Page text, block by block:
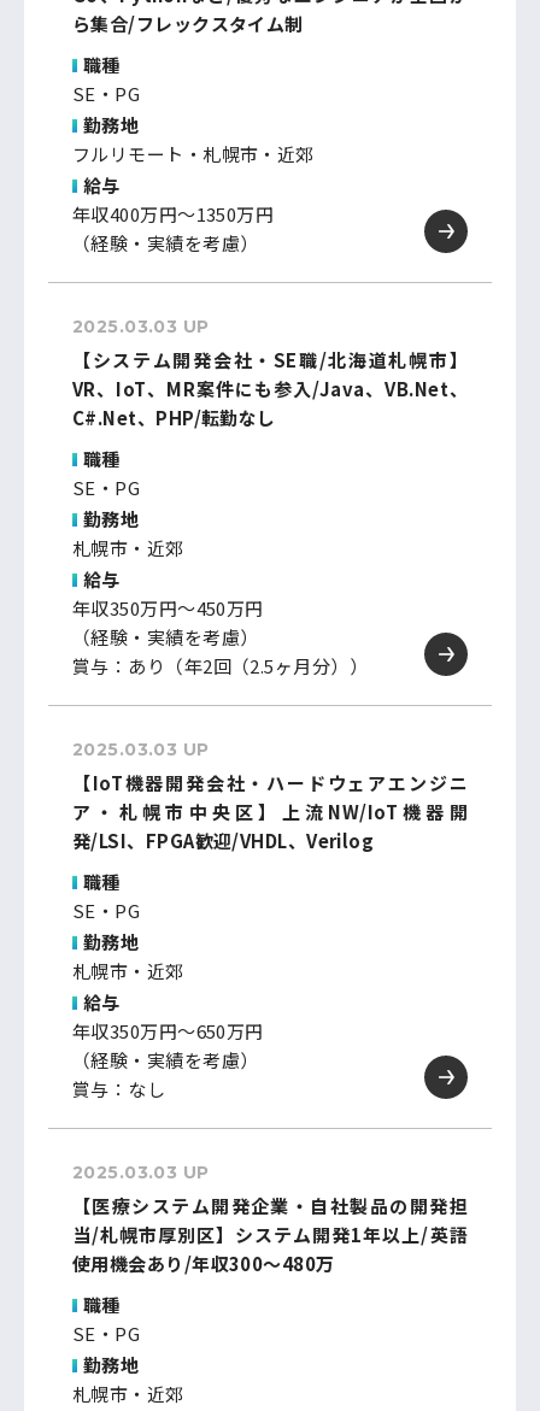
ら集合/フレックスタイム制
職種
SE・PG
勤務地
フルリモート・札幌市・近郊
給与
年収400万円～1350万円
（経験・実績を考慮）
2025.03.03 UP
【システム開発会社・SE職/北海道札幌市】
VR、IoT、MR案件にも参入/Java、VB.Net、
C#.Net、PHP/転勤なし
職種
SE・PG
勤務地
札幌市・近郊
給与
年収350万円～450万円
（経験・実績を考慮）
賞与：あり（年2回（2.5ヶ月分））
2025.03.03 UP
【IoT機器開発会社・ハードウェアエンジニ
ア・札幌市中央区】上流NW/IoT機器開
発/LSI、FPGA歓迎/VHDL、Verilog
職種
SE・PG
勤務地
札幌市・近郊
給与
年収350万円～650万円
（経験・実績を考慮）
賞与：なし
2025.03.03 UP
【医療システム開発企業・自社製品の開発担
当/札幌市厚別区】システム開発1年以上/英語
使用機会あり/年収300～480万
職種
SE・PG
勤務地
札幌市・近郊